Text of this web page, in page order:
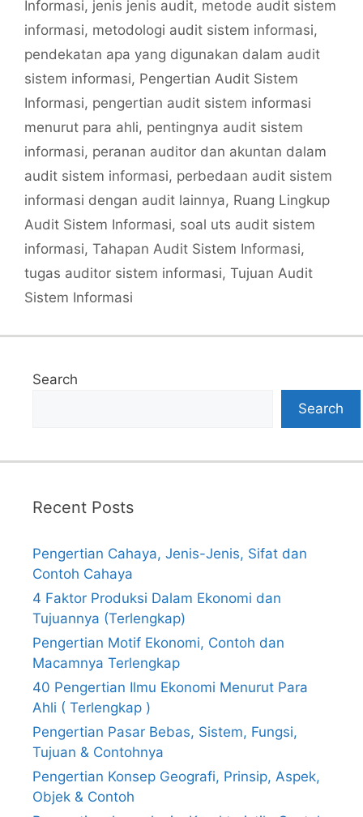
Informasi, jenis jenis audit, metode audit sistem
informasi, metodologi audit sistem informasi,
pendekatan apa yang digunakan dalam audit
sistem informasi, Pengertian Audit Sistem
Informasi, pengertian audit sistem informasi
menurut para ahli, pentingnya audit sistem
informasi, peranan auditor dan akuntan dalam
audit sistem informasi, perbedaan audit sistem
informasi dengan audit lainnya, Ruang Lingkup
Audit Sistem Informasi, soal uts audit sistem
informasi, Tahapan Audit Sistem Informasi,
tugas auditor sistem informasi, Tujuan Audit
Sistem Informasi
Search
Search
Recent Posts
Pengertian Cahaya, Jenis-Jenis, Sifat dan
Contoh Cahaya
4 Faktor Produksi Dalam Ekonomi dan
Tujuannya (Terlengkap)
Pengertian Motif Ekonomi, Contoh dan
Macamnya Terlengkap
40 Pengertian Ilmu Ekonomi Menurut Para
Ahli ( Terlengkap )
Pengertian Pasar Bebas, Sistem, Fungsi,
Tujuan & Contohnya
Pengertian Konsep Geografi, Prinsip, Aspek,
Objek & Contoh